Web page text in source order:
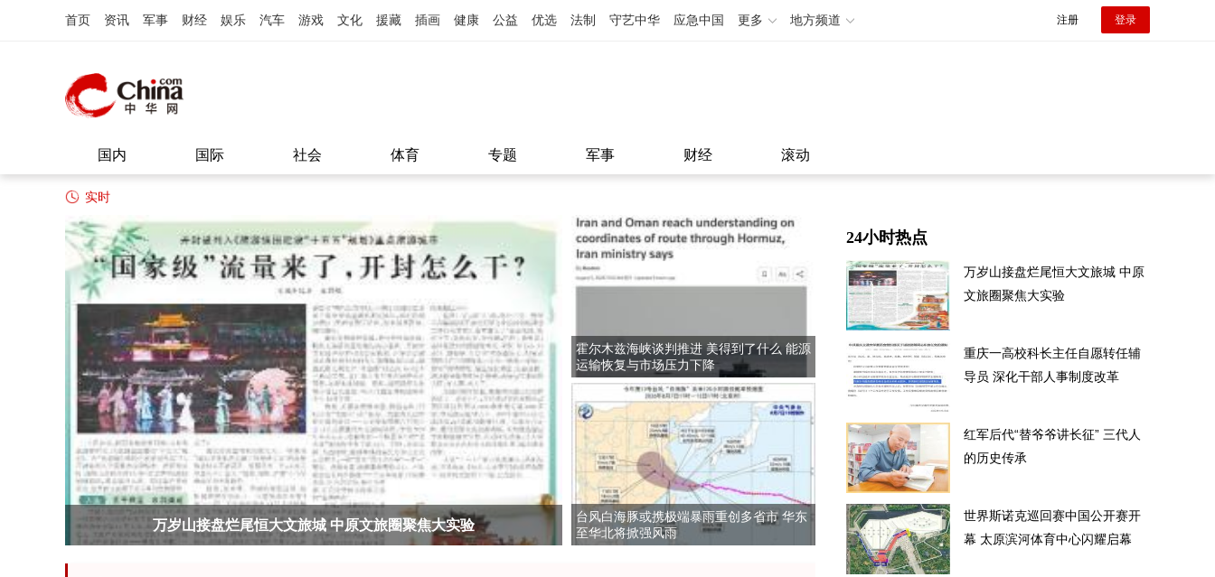
首页 资讯 军事 财经 娱乐 汽车 游戏 文化 援藏 插画 健康 公益 优选 法制 守艺中华 应急中国 更多 地方频道 注册 登录
国内 国际 社会 体育 专题 军事 财经 滚动
实时
万岁山接盘烂尾恒大文旅城 中原文旅圈聚焦大实验
霍尔木兹海峡谈判推进 美得到了什么 能源
运输恢复与市场压力下降
台风白海豚或携极端暴雨重创多省市 华东
至华北将掀强风雨
24小时热点
万岁山接盘烂尾恒大文旅城 中原
文旅圈聚焦大实验
重庆一高校科长主任自愿转任辅
导员 深化干部人事制度改革
红军后代“替爷爷讲长征” 三代人
的历史传承
世界斯诺克巡回赛中国公开赛开
幕 太原滨河体育中心闪耀启幕